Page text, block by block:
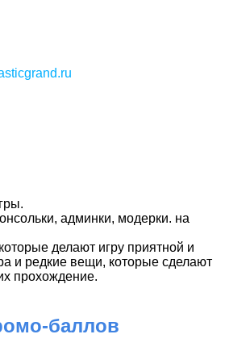
админки, модерки. на
делают игру приятной и
и редкие вещи, которые сделают
прохождение.
баллов